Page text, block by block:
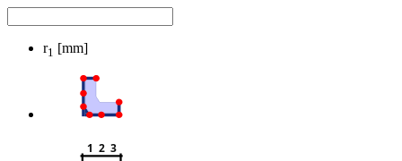
r1 [mm]
1  2  3